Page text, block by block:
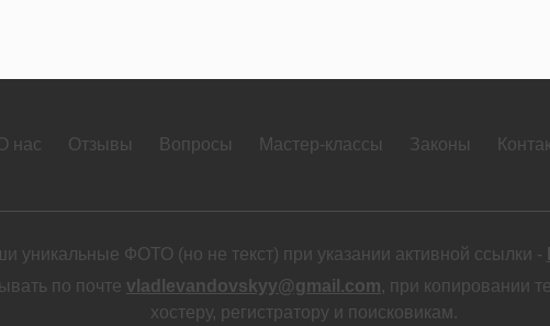
нас Отзывы Вопросы Мастер-классы Законы
уникальные ФОТО (но не текст) при указании активной ссылки -
по почте vladlevandovskyy@gmail.com, при копировании
хостеру, регистратору и поисковикам.